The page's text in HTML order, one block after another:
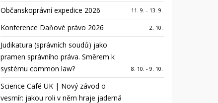
Občanskoprávní expedice 2026 11. 9. - 13. 9.
Konference Daňové právo 2026 2. 10.
Judikatura (správních soudů) jako
pramen správního práva. Směrem k
systému common law?
8. 10. - 9. 10.
Science Café UK | Nový závod o
vesmír: jakou roli v něm hraje jaderná